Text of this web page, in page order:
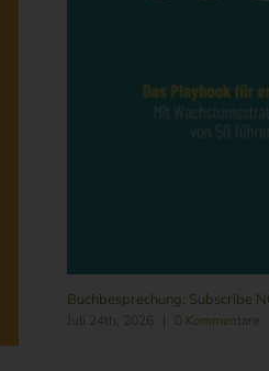
Buchbesprechung: Subscribe
Juli 24th, 2026 0 Kommentare